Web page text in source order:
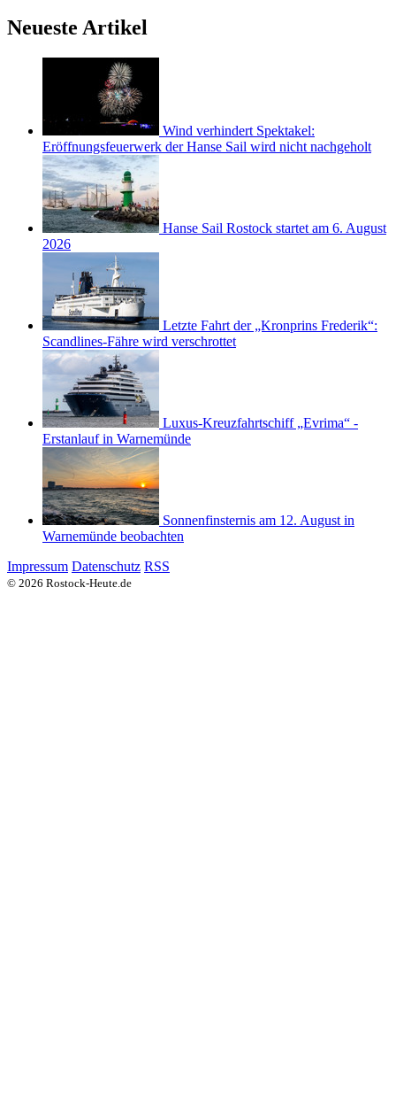
Neueste Artikel
Wind verhindert Spektakel:
Eröffnungsfeuerwerk der Hanse Sail wird nicht nachgeholt
Hanse Sail Rostock startet am 6. August
2026
Letzte Fahrt der „Kronprins Frederik“:
Scandlines-Fähre wird verschrottet
Luxus-Kreuzfahrtschiff „Evrima“ -
Erstanlauf in Warnemünde
Sonnenfinsternis am 12. August in
Warnemünde beobachten
Impressum Datenschutz RSS
© 2026 Rostock-Heute.de